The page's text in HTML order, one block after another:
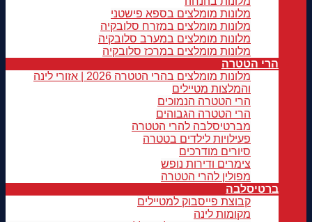
מלונות מומלצים בספא פישטני
מלונות מומלצים במזרח סלובקיה
מלונות מומלצים במערב סלובקיה
מלונות מומלצים במרכז סלובקיה
הרי הטטרה
מלונות מומלצים בהרי הטטרה 2026 | אזורי לינה
והמלצות מטיילים
הרי הטטרה הנמוכים
הרי הטטרה הגבוהים
מברטיסלבה להרי הטטרה
פעילויות לילדים בטטרה
סיורים מודרכים
צימרים ודירות נופש
מפולין להרי הטטרה
ברטיסלבה
קבוצת פייסבוק למטיילים
מקומות לינה